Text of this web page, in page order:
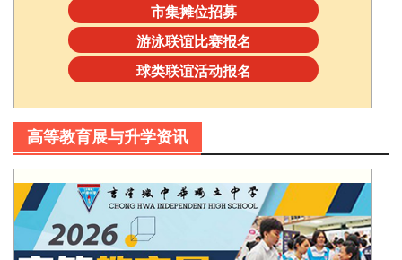
市集摊位招募
游泳联谊比赛报名
球类联谊活动报名
高等教育展与升学资讯